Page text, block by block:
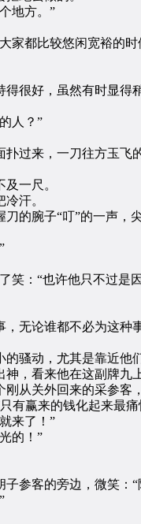
地方。”
都比较悠闲宽裕的时
好，虽然有时显得
人？”
过来，一刀往方玉飞的
一尺。
汗。
腕子“叮”的一声，
：“也许他只不过是
无论谁都不必为这种事
动，尤其是靠近他
看来他在这副牌九
关外回来的采参客
赢来的钱化起来最
来了！”
的！”
客的旁边，微笑：“